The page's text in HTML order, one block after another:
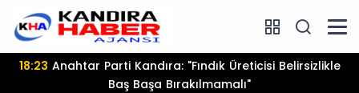
18:20 Tarımda İşçi ve İşvereni Buluşturan Dijital
Platform: Tarimiscisi.com